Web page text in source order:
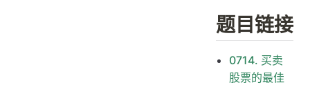
题目链接
0714. 买卖
股票的最佳